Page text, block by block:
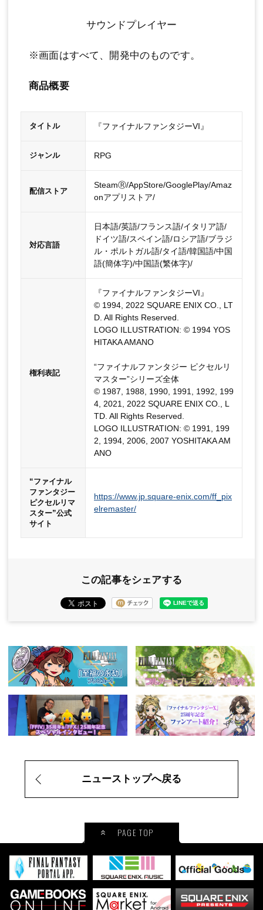
サウンドプレイヤー
※画面はすべて、開発中のものです。
商品概要
タイトル 『ファイナルファンタジーVI』
ジャンル RPG
配信ストア
SteamⓇ/AppStore/GooglePlay/Amaz
onアプリストア/
対応言語
日本語/英語/フランス語/イタリア語/
ドイツ語/スペイン語/ロシア語/ブラジ
ル・ポルトガル語/タイ語/韓国語/中国
語(簡体字)/中国語(繁体字)/
権利表記
『ファイナルファンタジーVI』
© 1994, 2022 SQUARE ENIX CO., LT
D. All Rights Reserved.
LOGO ILLUSTRATION: © 1994 YOS
HITAKA AMANO
“ファイナルファンタジー ピクセルリ
マスター”シリーズ全体
© 1987, 1988, 1990, 1991, 1992, 199
4, 2021, 2022 SQUARE ENIX CO., L
TD. All Rights Reserved.
LOGO ILLUSTRATION: © 1991, 199
2, 1994, 2006, 2007 YOSHITAKA AM
ANO
“ファイナル
ファンタジー
ピクセルリマ
スター”公式
サイト
https://www.jp.square-enix.com/ff_pix
elremaster/
この記事をシェアする
ニューストップへ戻る
PAGE TOP